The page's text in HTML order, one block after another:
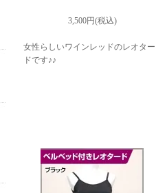
3,500円(税込)
女性らしいワインレッドのレオター
ドです♪♪